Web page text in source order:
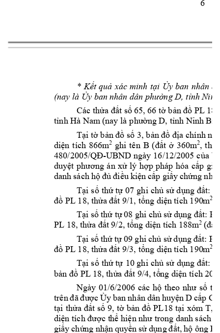
6
* Kết quả xác minh tại Ủy ban nhân
(nay là Ủy ban nhân dân phường D, tỉnh
Các thửa đất số 65, 66 tờ bản đồ PL 18
tỉnh Hà Nam (nay là phường D, tỉnh Ninh
Tại tờ bản đồ số 3, bản đồ địa chính
diện tích 866m2 ghi tên B (đất ở 360m2, thổ
480/2005/QĐ-UBND ngày 16/12/2005 của
duyệt phương án xử lý hợp pháp hóa cấp
danh sách hộ đủ điều kiện cấp giấy chứng
Tại số thứ tự 07 ghi chủ sử dụng đất:
đồ PL 18, thửa đất 9/1, tổng diện tích 190m2
Tại số thứ tự 08 ghi chủ sử dụng đất:
PL 18, thửa đất 9/2, tổng diện tích 188m2 (đất
Tại số thứ tự 09 ghi chủ sử dụng đất:
đồ PL 18, thửa đất 9/3, tổng diện tích 190m2
Tại số thứ tự 10 ghi chủ sử dụng đất:
bản đồ PL 18, thửa đất 9/4, tổng diện tích
Ngày 01/6/2006 các hộ theo như số
trên đã được Ủy ban nhân dân huyện Dcấp
tại thửa đất số 9, tờ bản đồ PL18 tại xóm T,
diện tích được thể hiện như trong danh sách t
giấy chứng nhận quyền sử dụng đất, hộ ông